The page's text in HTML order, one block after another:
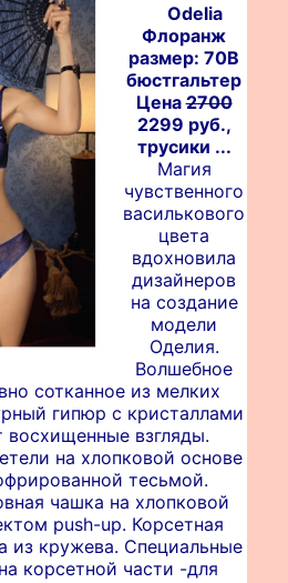
Odelia
Флоранж
размер: 70B
бюстгальтер
Цена2700
2299 руб.,
трусики ...
Магия
чувственного
василькового
цвета
вдохновила
дизайнеров
на создание
модели
Оделия.
Волшебное
сотканное из мелких
гипюр с кристаллами
восхищенные взгляды.
на хлопковой основе
тесьмой.
чашка на хлопковой
push-up. Корсетная
из кружева. Специальные
корсетной части -для